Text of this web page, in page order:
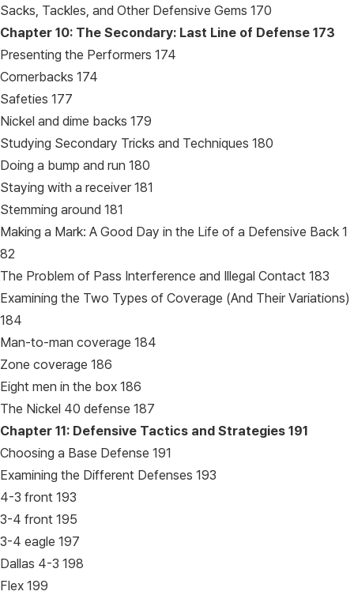
Sacks, Tackles, and Other Defensive Gems 170
Chapter 10: The Secondary: Last Line of Defense 173
Presenting the Performers 174
Cornerbacks 174
Safeties 177
Nickel and dime backs 179
Studying Secondary Tricks and Techniques 180
Doing a bump and run 180
Staying with a receiver 181
Stemming around 181
Making a Mark: A Good Day in the Life of a Defensive Back 1
82
The Problem of Pass Interference and Illegal Contact 183
Examining the Two Types of Coverage (And Their Variations)
184
Man-to-man coverage 184
Zone coverage 186
Eight men in the box 186
The Nickel 40 defense 187
Chapter 11: Defensive Tactics and Strategies 191
Choosing a Base Defense 191
Examining the Different Defenses 193
4-3 front 193
3-4 front 195
3-4 eagle 197
Dallas 4-3 198
Flex 199